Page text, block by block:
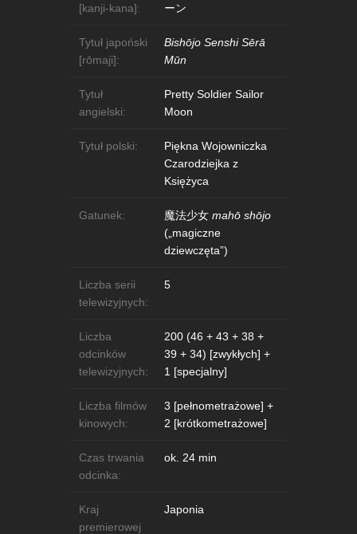
[kanji-kana]:
ーン
Tytuł japoński
[rōmaji]:
Bishōjo Senshi Sērā
Mūn
Tytuł
angielski:
Pretty Soldier Sailor
Moon
Tytuł polski:
Piękna Wojowniczka
Czarodziejka z
Księżyca
Gatunek: 魔法少女 mahō shōjo
(„magiczne
dziewczęta”)
Liczba serii
telewizyjnych:
5
Liczba
odcinków
telewizyjnych:
200 (46 + 43 + 38 +
39 + 34) [zwykłych] +
1 [specjalny]
Liczba filmów
kinowych:
3 [pełnometrażowe] +
2 [krótkometrażowe]
Czas trwania
odcinka:
ok. 24 min
Kraj
premierowej
Japonia